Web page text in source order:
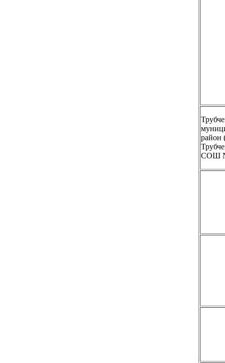
СОШ